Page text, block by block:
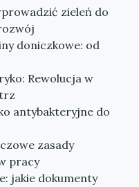
zieleń do
doniczkowe: od
Rewolucja w
antybakteryjne do
zasady
pracy
jakie dokumenty